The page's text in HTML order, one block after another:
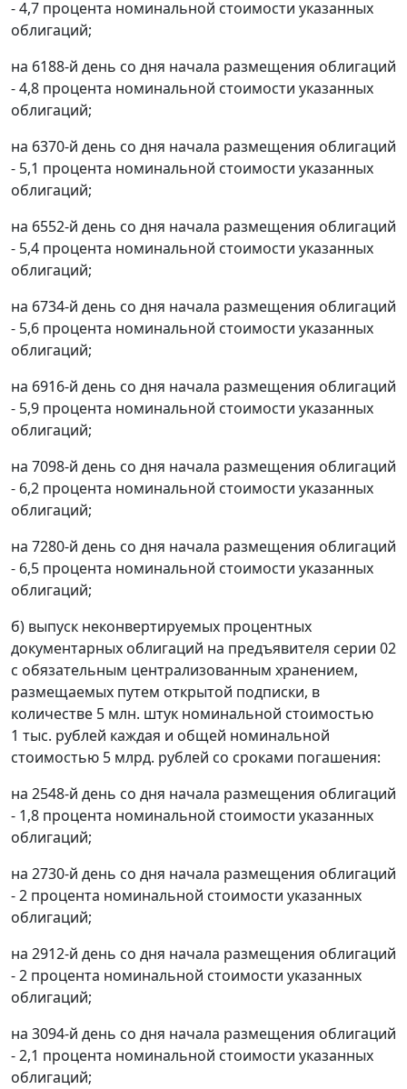
- 4,7 процента номинальной стоимости указанных
облигаций;
на 6188-й день со дня начала размещения облигаций
- 4,8 процента номинальной стоимости указанных
облигаций;
на 6370-й день со дня начала размещения облигаций
- 5,1 процента номинальной стоимости указанных
облигаций;
на 6552-й день со дня начала размещения облигаций
- 5,4 процента номинальной стоимости указанных
облигаций;
на 6734-й день со дня начала размещения облигаций
- 5,6 процента номинальной стоимости указанных
облигаций;
на 6916-й день со дня начала размещения облигаций
- 5,9 процента номинальной стоимости указанных
облигаций;
на 7098-й день со дня начала размещения облигаций
- 6,2 процента номинальной стоимости указанных
облигаций;
на 7280-й день со дня начала размещения облигаций
- 6,5 процента номинальной стоимости указанных
облигаций;
б) выпуск неконвертируемых процентных
документарных облигаций на предъявителя серии 02
с обязательным централизованным хранением,
размещаемых путем открытой подписки, в
количестве 5 млн. штук номинальной стоимостью
1 тыс. рублей каждая и общей номинальной
стоимостью 5 млрд. рублей со сроками погашения:
на 2548-й день со дня начала размещения облигаций
- 1,8 процента номинальной стоимости указанных
облигаций;
на 2730-й день со дня начала размещения облигаций
- 2 процента номинальной стоимости указанных
облигаций;
на 2912-й день со дня начала размещения облигаций
- 2 процента номинальной стоимости указанных
облигаций;
на 3094-й день со дня начала размещения облигаций
- 2,1 процента номинальной стоимости указанных
облигаций;